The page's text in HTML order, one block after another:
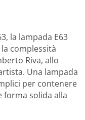
la lampada E63
complessità
Riva, allo
Una lampada
per contenere
forma solida alla